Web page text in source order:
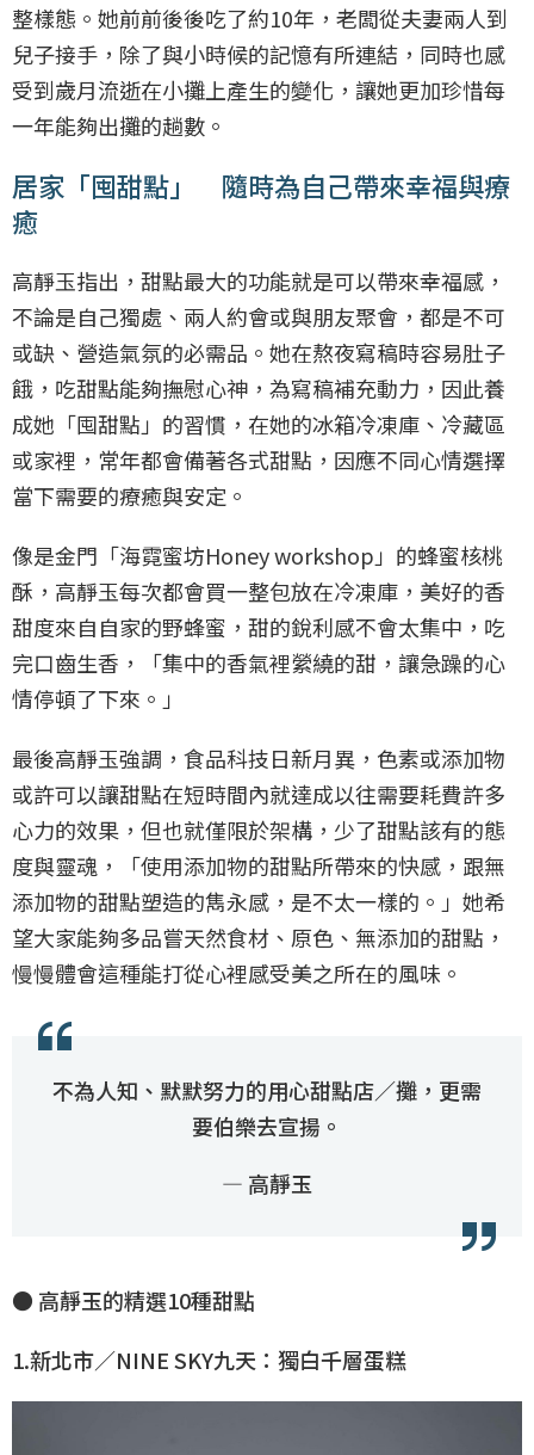
整樣態。她前前後後吃了約10年，老闆從夫妻兩人到
兒子接手，除了與小時候的記憶有所連結，同時也感
受到歲月流逝在小攤上產生的變化，讓她更加珍惜每
一年能夠出攤的趟數。
居家「囤甜點」 隨時為自己帶來幸福與療
癒
高靜玉指出，甜點最大的功能就是可以帶來幸福感，
不論是自己獨處、兩人約會或與朋友聚會，都是不可
或缺、營造氣氛的必需品。她在熬夜寫稿時容易肚子
餓，吃甜點能夠撫慰心神，為寫稿補充動力，因此養
成她「囤甜點」的習慣，在她的冰箱冷凍庫、冷藏區
或家裡，常年都會備著各式甜點，因應不同心情選擇
當下需要的療癒與安定。
像是金門「海霓蜜坊Honey workshop」的蜂蜜核桃
酥，高靜玉每次都會買一整包放在冷凍庫，美好的香
甜度來自自家的野蜂蜜，甜的銳利感不會太集中，吃
完口齒生香，「集中的香氣裡縈繞的甜，讓急躁的心
情停頓了下來。」
最後高靜玉強調，食品科技日新月異，色素或添加物
或許可以讓甜點在短時間內就達成以往需要耗費許多
心力的效果，但也就僅限於架構，少了甜點該有的態
度與靈魂，「使用添加物的甜點所帶來的快感，跟無
添加物的甜點塑造的雋永感，是不太一樣的。」她希
望大家能夠多品嘗天然食材、原色、無添加的甜點，
慢慢體會這種能打從心裡感受美之所在的風味。
不為人知、默默努力的用心甜點店／攤，更需
要伯樂去宣揚。
— 高靜玉
● 高靜玉的精選10種甜點
1.新北市／NINE SKY九天：獨白千層蛋糕